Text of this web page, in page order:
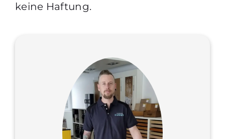
keine Haftung.